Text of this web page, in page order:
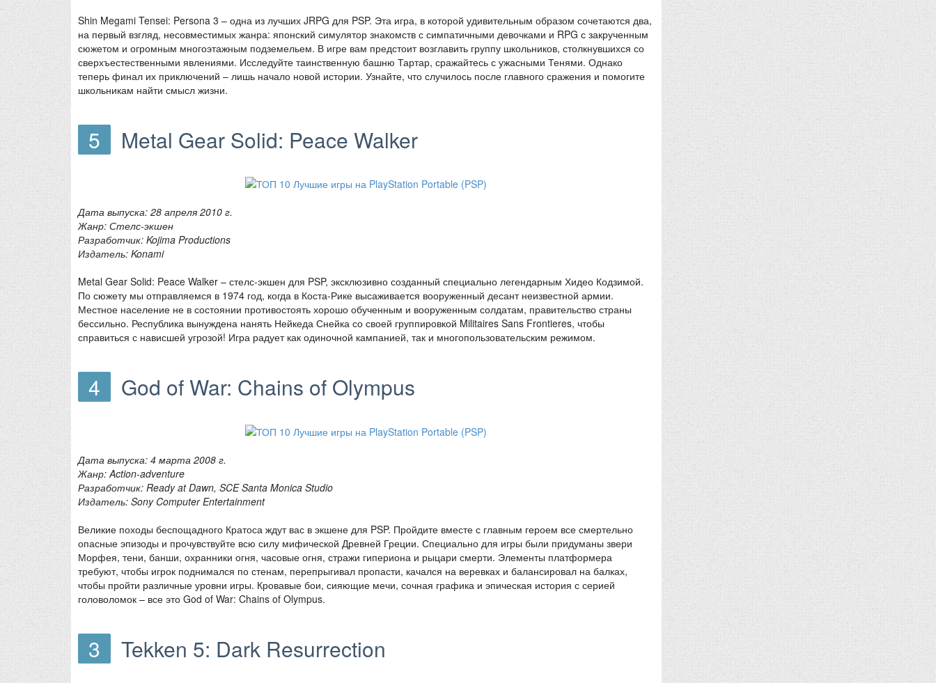
Shin Megami Tensei: Persona 3 – одна из лучших JRPG для PSP. Эта игра, в которой удивительным образом сочетаются два,
на первый взгляд, несовместимых жанра: японский симулятор знакомств с симпатичными девочками и RPG с закрученным
сюжетом и огромным многоэтажным подземельем. В игре вам предстоит возглавить группу школьников, столкнувшихся со
сверхъестественными явлениями. Исследуйте таинственную башню Тартар, сражайтесь с ужасными Тенями. Однако
теперь финал их приключений – лишь начало новой истории. Узнайте, что случилось после главного сражения и помогите
школьникам найти смысл жизни.
5 Metal Gear Solid: Peace Walker
Дата выпуска: 28 апреля 2010 г.
Жанр: Стелс-экшен
Разработчик: Kojima Productions
Издатель: Konami
Metal Gear Solid: Peace Walker – стелс-экшен для PSP, эксклюзивно созданный специально легендарным Хидео Кодзимой.
По сюжету мы отправляемся в 1974 год, когда в Коста-Рике высаживается вооруженный десант неизвестной армии.
Местное население не в состоянии противостоять хорошо обученным и вооруженным солдатам, правительство страны
бессильно. Республика вынуждена нанять Нейкеда Снейка со своей группировкой Militaires Sans Frontieres, чтобы
справиться с нависшей угрозой! Игра радует как одиночной кампанией, так и многопользовательским режимом.
4 God of War: Chains of Olympus
Дата выпуска: 4 марта 2008 г.
Жанр: Action-adventure
Разработчик: Ready at Dawn, SCE Santa Monica Studio
Издатель: Sony Computer Entertainment
Великие походы беспощадного Кратоса ждут вас в экшене для PSP. Пройдите вместе с главным героем все смертельно
опасные эпизоды и прочувствуйте всю силу мифической Древней Греции. Специально для игры были придуманы звери
Морфея, тени, банши, охранники огня, часовые огня, стражи гипериона и рыцари смерти. Элементы платформера
требуют, чтобы игрок поднимался по стенам, перепрыгивал пропасти, качался на веревках и балансировал на балках,
чтобы пройти различные уровни игры. Кровавые бои, сияющие мечи, сочная графика и эпическая история с серией
головоломок – все это God of War: Chains of Olympus.
3 Tekken 5: Dark Resurrection